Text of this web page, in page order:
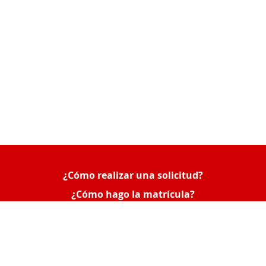
¿Cómo realizar una solicitud?
¿Cómo hago la matrícula?